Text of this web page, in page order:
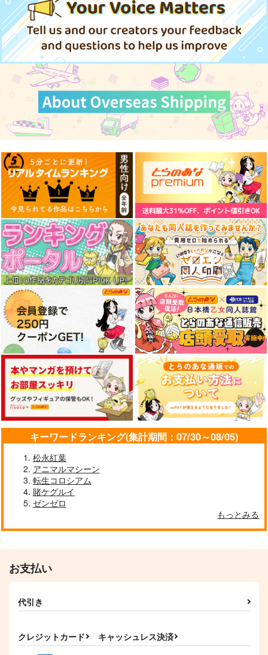
キーワードランキング(集計期間：07/30～08/05)
松永紅葉
アニマルマシーン
転生コロシアム
賭ケグルイ
ゼンゼロ
もっとみる
お支払い
代引き
クレジットカード キャッシュレス決済